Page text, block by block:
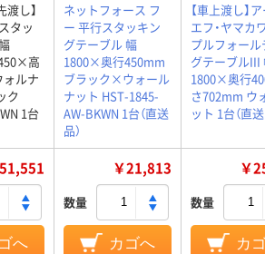
渡し】
タッ
高
ルナ
ク
1台
ネットフォース フ
ー 平行スタッキン
グテーブル 幅
1800×奥行450mm
ブラック×ウォール
ナット HST-1845-
AW-BKWN 1台（直送
品）
【車上渡し】
エフ・ヤマカ
プルフォー
グテーブルIII
1800×奥行
さ702mm ウ
ット 1台（直送
へ
￥21,813
数量
カゴへ
￥
数量
カ